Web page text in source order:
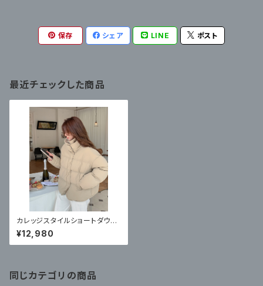
保存 シェア LINE ポスト
最近チェックした商品
カレッジスタイルショートダウン
ジャケット 4カラー
¥12,980
同じカテゴリの商品